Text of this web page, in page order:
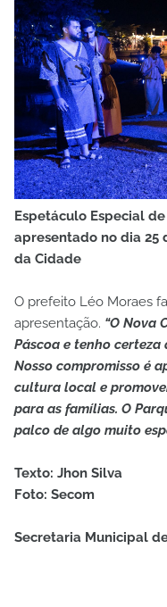
Espetáculo Especial
apresentado no dia 25
da Cidade
O prefeito Léo Moraes
apresentação. “O Nova
Páscoa e tenho certeza
Nosso compromisso é
cultura local e
para as famílias. O
palco de algo muito
Texto: Jhon Silva
Foto: Secom
Secretaria Municipal